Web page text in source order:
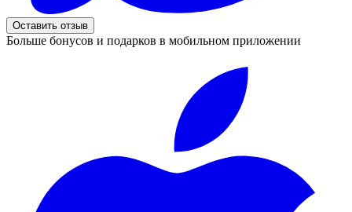
Оставить отзыв
Больше бонусов и подарков в мобильном приложении